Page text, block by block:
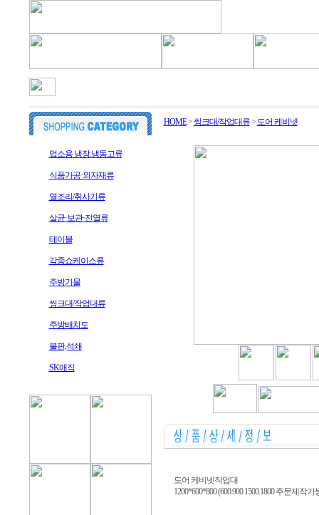
업소용 냉장.냉동고류
식품가공·외자재류
열조리/취사기류
살균·보관·전열류
테이블
각종쇼케이스류
주방기물
씽크대/작업대류
주방배치도
불판,석쇄
SK매직
HOME>씽크대/작업대류> 도어 케비넷
도어 케비넷작업대
1200*600*800 (600.900.1500.1800 주문제작가